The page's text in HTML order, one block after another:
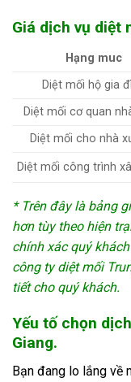
Giá dịch vụ diệt
Hạng muc
Diệt mối hộ gia
Diệt mối cơ quan
Diệt mối cho nhà
Diệt mối công trình
* Trên đây là bảng
hơn tùy theo hiện
chính xác quý
công tydiệt mối
tiết cho quý khách.
Yếu tố chọn
Giang.
Bạn đang lo lắng về